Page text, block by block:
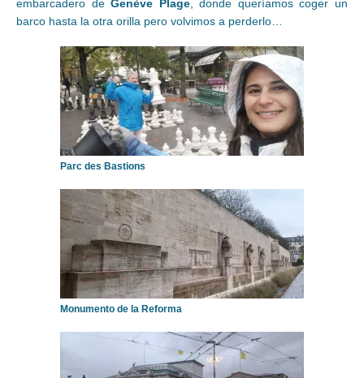
embarcadero deGenève Plage, donde queríamos coger un
barco hasta la otra orilla pero volvimos a perderlo…
Parc des Bastions
Monumento de la Reforma